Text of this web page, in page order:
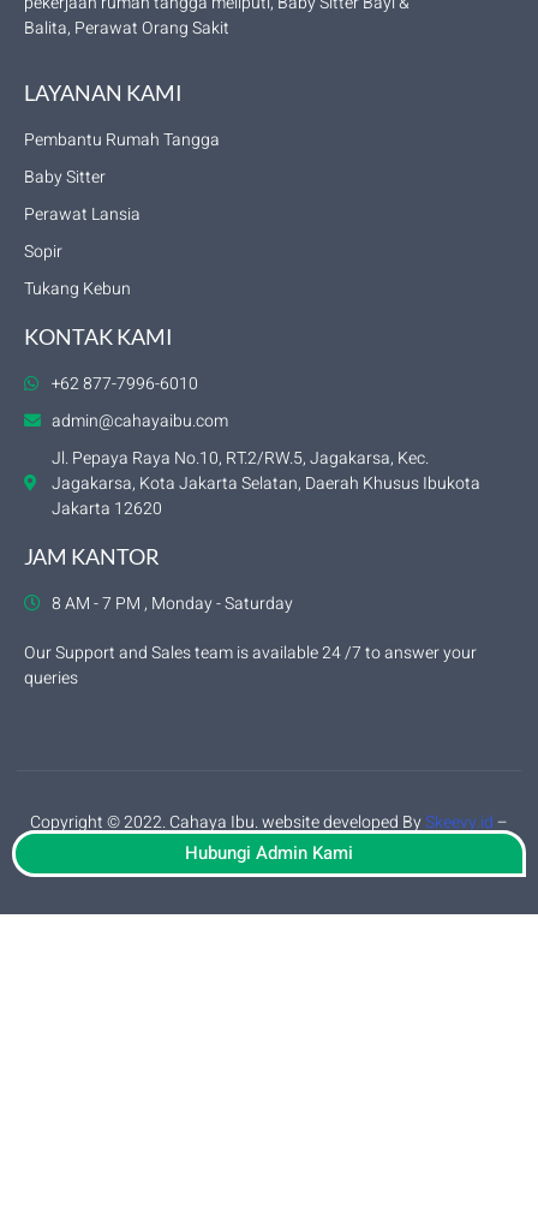
Balita, Perawat Orang Sakit
LAYANAN KAMI
Pembantu Rumah Tangga
Baby Sitter
Perawat Lansia
Sopir
Tukang Kebun
KONTAK KAMI
+62 877-7996-6010
admin@cahayaibu.com
Jl. Pepaya Raya No.10, RT.2/RW.5, Jagakarsa, Kec.
Jagakarsa, Kota Jakarta Selatan, Daerah Khusus Ibukota
Jakarta 12620
JAM KANTOR
8 AM - 7 PM , Monday - Saturday
Our Support and Sales team is available 24 /7 to answer your
queries
Copyright © 2022. Cahaya Ibu. website developed BySkeevy.id–
privacy policy
Hubungi Admin Kami